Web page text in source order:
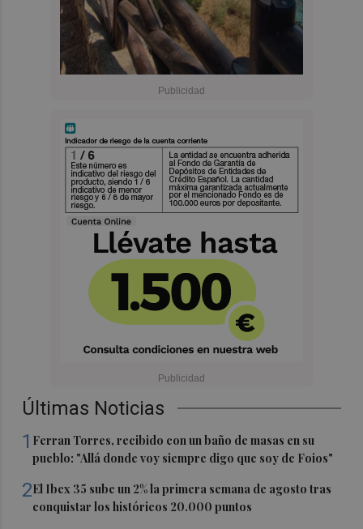
Últimas Noticias
1 Ferran Torres, recibido con un baño de masas en su
pueblo: "Allá donde voy siempre digo que soy de Foios"
2El Ibex 35 sube un 2% la primera semana de agosto tras
conquistar los históricos 20.000 puntos